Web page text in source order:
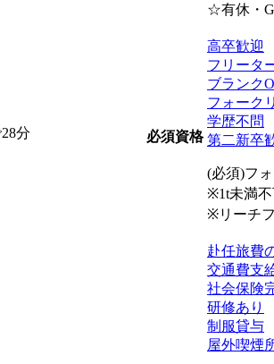
分
☆有休・
必須資格
高卒歓迎
フリータ
ブランク
フォーク
学歴不問
第二新卒
(必須)フ
※1t未満
※リーチ
赴任旅費
交通費支
社会保険
研修あり
制服貸与
屋外喫煙